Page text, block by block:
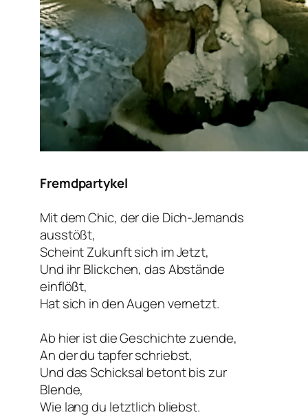
Fremdpartykel
Mit dem Chic, der die Dich-Jemands
ausstößt,
Scheint Zukunft sich im Jetzt,
Und ihr Blickchen, das Abstände
einflößt,
Hat sich in den Augen vernetzt.
Ab hier ist die Geschichte zuende,
An der du tapfer schriebst,
Und das Schicksal betont bis zur
Blende,
Wie lang du letztlich bliebst.